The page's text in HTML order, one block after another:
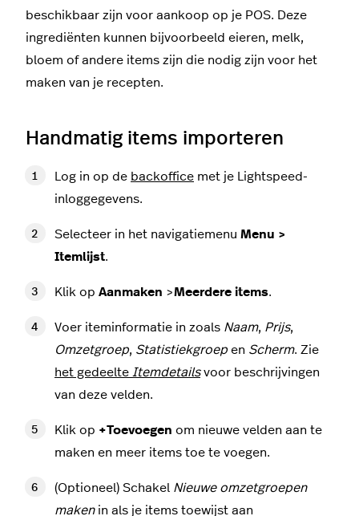
beschikbaar zijn voor aankoop op je POS. Deze
ingrediënten kunnen bijvoorbeeld eieren, melk,
bloem of andere items zijn die nodig zijn voor het
maken van je recepten.
Handmatig items importeren
Log in op de backoffice met je Lightspeed-
inloggegevens.
Selecteer in het navigatiemenu Menu >
Itemlijst.
Klik op Aanmaken >Meerdere items.
Voer iteminformatie in zoals Naam, Prijs,
Omzetgroep, Statistiekgroep en Scherm. Zie
het gedeelte Itemdetailsvoor beschrijvingen
van deze velden.
Klik op +Toevoegen om nieuwe velden aan te
maken en meer items toe te voegen.
(Optioneel) Schakel Nieuwe omzetgroepen
makenin als je items toewijst aan